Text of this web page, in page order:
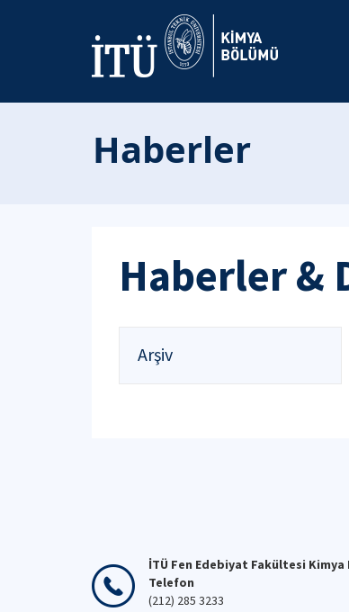
Haberler
Haberler &
Arşiv
İTÜ Fen Edebiyat Fakültesi Kimya
Telefon
(212) 285 3233